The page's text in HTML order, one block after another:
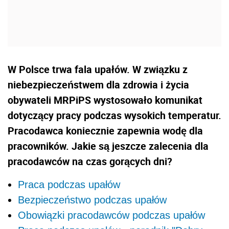
W Polsce trwa fala upałów. W związku z
niebezpieczeństwem dla zdrowia i życia
obywateli MRPiPS wystosowało komunikat
dotyczący pracy podczas wysokich temperatur.
Pracodawca koniecznie zapewnia wodę dla
pracowników. Jakie są jeszcze zalecenia dla
pracodawców na czas gorących dni?
Praca podczas upałów
Bezpieczeństwo podczas upałów
Obowiązki pracodawców podczas upałów